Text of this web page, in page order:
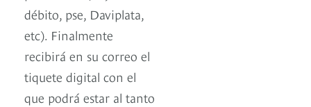
débito, pse, Daviplata,
etc). Finalmente
recibirá en su correo el
tiquete digital con el
que podrá estar al tanto